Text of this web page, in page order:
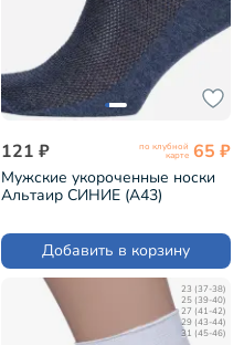
121 ₽ по клубной
карте 65 ₽
Мужские укороченные носки
Альтаир СИНИЕ (А43)
Добавить в корзину
23 (37-38)
25 (39-40)
27 (41-42)
29 (43-44)
31 (45-46)